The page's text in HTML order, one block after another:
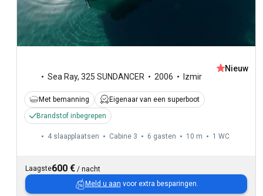
Sea Ray, 325 SUNDANCER 2006 Izmir
Nieuw
Met bemanning
Eigenaar van een superboot
Brandstof inbegrepen
4 slaapplaatsen Cabine 3 6 gasten 10 m 1 WC
Laagste600 € / nacht
Meld u aan voor extra besparingen.